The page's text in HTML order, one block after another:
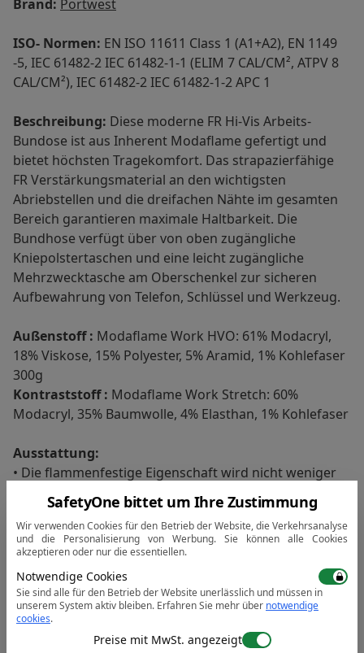
Brand: Portwest
ISO- Normen: EN ISO 11611 Class 1 (A1+A2), EN 1149
-5, IEC 61482-2 IEC 61482-1-1 (ELIM 7 CAL/CM², ATPV 8
CAL/CM²), IEC 61482-2 IEC 61482-1-2 APC 1
Beschreibung: Diese moderne FR Hi-Vis Arbeits-
Bundose ist aus Inherent Modaflame gefertigt und
bietet höchsten Tragekomfort. Das strapazierfähige
FR Verstärkungsmaterial an den wichtigsten
Abriebstellen und die dreifachen Nähte im gesamten
Bereich garantieren maximale Haltbarkeit. Die
Bundhose verfügt über von oben zugängliche
Kniepolstertaschen und eine leicht zugängliche
Mehrzwecktasche am Oberschenkel zur sicheren
Aufbewahrung von Telefon, Schlüssel und Werkzeug.
Außenstoff : Modaflame Work HVO: 61% Modacryl,
18% Viskose, 15% Polyester, 5% Aramid, 1% Kohlefaser
300g
Kontraststoff : Modaflame Work Stretch: 60%
Modacryl, 35% Baumwolle, 4% Elasthan, 1% Kohlefaser
Ausstattung:
• Die flammenfestige Eigenschaft wird nicht weniger
• Verstärkte Einsätze in den Verschleißbereichen für
maximale Haltbarkeit
• Doppelnähte für besondere Strapazierfähigkeit
• CE zertifiziert
• Hitzebeständiges, schwer entflammbares
Reflexionsband
• 40+ UPF klassifiziertes Gewebe, das 98% der UV-
Strahlen blockiert
• 8 Taschen für ausreichend Stauraum
SafetyOne bittet um Ihre Zustimmung
Wir verwenden Cookies für den Betrieb der Website, die Verkehrsanalyse
und die Personalisierung von Werbung. Sie können alle Cookies
akzeptieren oder nur die essentiellen.
Notwendige Cookies
Sie sind alle für den Betrieb der Website unerlässlich und müssen in
unserem System aktiv bleiben. Erfahren Sie mehr über notwendige
cookies.
Preise mit MwSt. angezeigt